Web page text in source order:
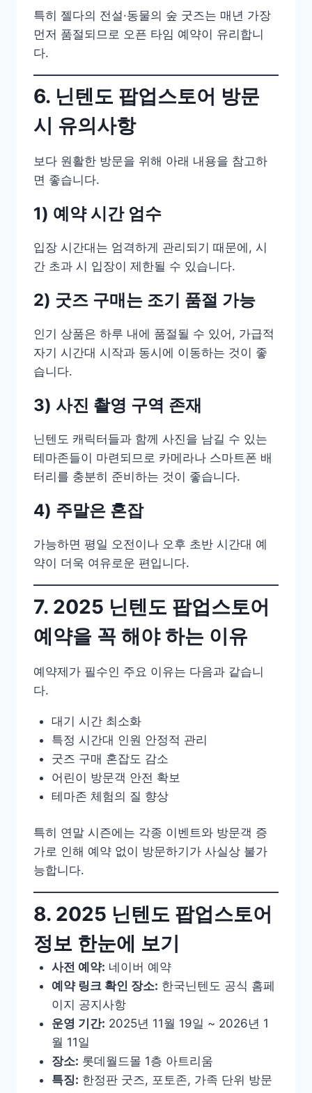
특히 젤다의 전설·동물의 숲 굿즈는 매년 가장
먼저 품절되므로 오픈 타임 예약이 유리합니
다.
6. 닌텐도 팝업스토어 방문
시 유의사항
보다 원활한 방문을 위해 아래 내용을 참고하
면 좋습니다.
1) 예약 시간 엄수
입장 시간대는 엄격하게 관리되기 때문에, 시
간 초과 시 입장이 제한될 수 있습니다.
2) 굿즈 구매는 조기 품절 가능
인기 상품은 하루 내에 품절될 수 있어, 가급적
자기 시간대 시작과 동시에 이동하는 것이 좋
습니다.
3) 사진 촬영 구역 존재
닌텐도 캐릭터들과 함께 사진을 남길 수 있는
테마존들이 마련되므로 카메라나 스마트폰 배
터리를 충분히 준비하는 것이 좋습니다.
4) 주말은 혼잡
가능하면 평일 오전이나 오후 초반 시간대 예
약이 더욱 여유로운 편입니다.
7. 2025 닌텐도 팝업스토어
예약을 꼭 해야 하는 이유
예약제가 필수인 주요 이유는 다음과 같습니
다.
대기 시간 최소화
특정 시간대 인원 안정적 관리
굿즈 구매 혼잡도 감소
어린이 방문객 안전 확보
테마존 체험의 질 향상
특히 연말 시즌에는 각종 이벤트와 방문객 증
가로 인해 예약 없이 방문하기가 사실상 불가
능합니다.
8. 2025 닌텐도 팝업스토어
정보 한눈에 보기
사전 예약: 네이버 예약
예약 링크 확인 장소: 한국닌텐도 공식 홈페
이지 공지사항
운영 기간: 2025년 11월 19일 ~ 2026년 1
월 11일
장소: 롯데월드몰 1층 아트리움
특징: 한정판 굿즈, 포토존, 가족 단위 방문